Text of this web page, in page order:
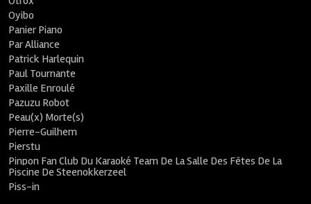
Oyibo
Panier Piano
Par Alliance
Patrick Harlequin
Paul Tournante
Paxille Enroulé
Pazuzu Robot
Peau(x) Morte(s)
Pierre-Guilhem
Pierstu
Pinpon Fan Club Du Karaoké Team De La Salle Des Fêtes De La
Piscine De Steenokkerzeel
Piss-in